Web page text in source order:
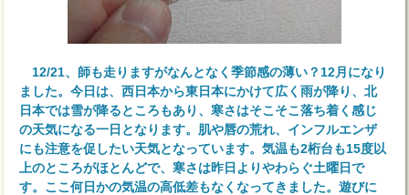
12/21、師も走りますがなんとなく季節感の薄い？12月になり
ました。今日は、西日本から東日本にかけて広く雨が降り、北
日本では雪が降るところもあり、寒さはそこそこ落ち着く感じ
の天気になる一日となります。肌や唇の荒れ、インフルエンザ
にも注意を促したい天気となっています。気温も2桁台も15度以
上のところがほとんどで、寒さは昨日よりやわらぐ土曜日で
す。ここ何日かの気温の高低差もなくなってきました。遊びに